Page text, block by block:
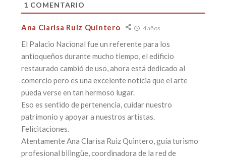
1 COMENTARIO
Ana Clarisa Ruiz Quintero 4 años
El Palacio Nacional fue un referente para los
antioqueños durante mucho tiempo, el edificio
restaurado cambió de uso, ahora está dedicado al
comercio pero es una excelente noticia que el arte
pueda verse en tan hermoso lugar.
Eso es sentido de pertenencia, cuidar nuestro
patrimonio y apoyar a nuestros artistas.
Felicitaciones.
Atentamente Ana Clarisa Ruiz Quintero, guía turismo
profesional bilingüe, coordinadora de la red de